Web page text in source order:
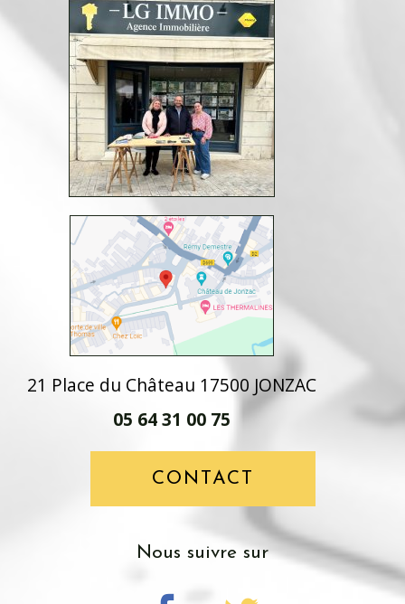
21 Place du Château 17500 JONZAC
05 64 31 00 75
CONTACT
nous suivre sur